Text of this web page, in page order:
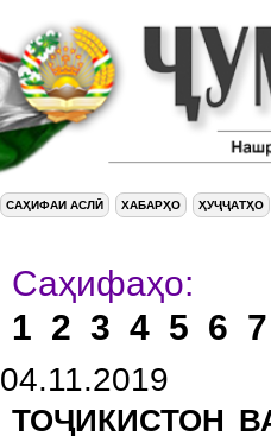
САҲИФАИ АСЛӢ ХАБАРҲО ҲУҶҶАТҲО
1 2 3 4 5 6 7
04.11.2019
ТОҶИКИСТОН